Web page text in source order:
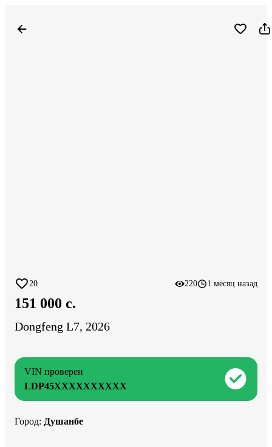
20 220 1 месяц назад
151 000 c.
Dongfeng L7, 2026
VIN проверен
LDP45XXXXXXXXXX
Город: Душанбе